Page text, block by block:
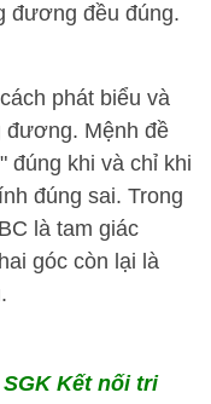
đương đều đúng.
phát biểu và
đương. Mệnh đề
" đúng khi và chỉ khi
đúng sai. Trong
là tam giác
góc còn lại là
SGK Kết nối tri